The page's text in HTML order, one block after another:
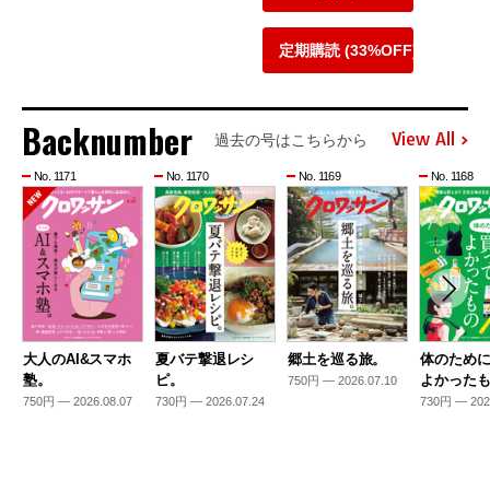
定期購読 (33%OFF)
Backnumber 過去の号はこちらから View All
No. 1171
大人のAI&スマホ
塾。
750円 — 2026.08.07
No. 1170
夏バテ撃退レシ
ピ。
730円 — 2026.07.24
No. 1169
郷土を巡る旅。
750円 — 2026.07.10
No. 1168
体のため
よかった
730円 —